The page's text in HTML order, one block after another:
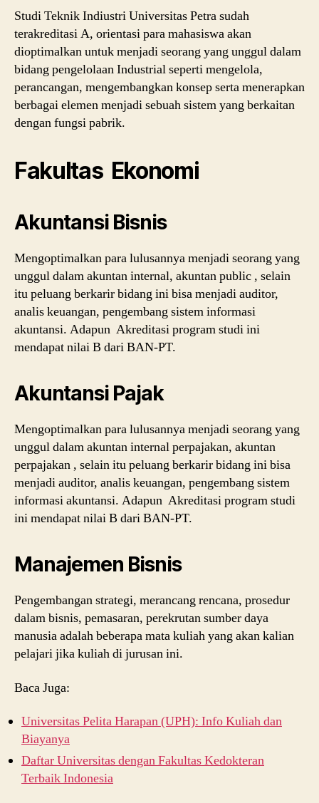
Studi Teknik Indiustri Universitas Petra sudah
terakreditasi A, orientasi para mahasiswa akan
dioptimalkan untuk menjadi seorang yang unggul dalam
bidang pengelolaan Industrial seperti mengelola,
perancangan, mengembangkan konsep serta menerapkan
berbagai elemen menjadi sebuah sistem yang berkaitan
dengan fungsi pabrik.
Fakultas Ekonomi
Akuntansi Bisnis
Mengoptimalkan para lulusannya menjadi seorang yang
unggul dalam akuntan internal, akuntan public , selain
itu peluang berkarir bidang ini bisa menjadi auditor,
analis keuangan, pengembang sistem informasi
akuntansi. Adapun Akreditasi program studi ini
mendapat nilai B dari BAN-PT.
Akuntansi Pajak
Mengoptimalkan para lulusannya menjadi seorang yang
unggul dalam akuntan internal perpajakan, akuntan
perpajakan , selain itu peluang berkarir bidang ini bisa
menjadi auditor, analis keuangan, pengembang sistem
informasi akuntansi. Adapun Akreditasi program studi
ini mendapat nilai B dari BAN-PT.
Manajemen Bisnis
Pengembangan strategi, merancang rencana, prosedur
dalam bisnis, pemasaran, perekrutan sumber daya
manusia adalah beberapa mata kuliah yang akan kalian
pelajari jika kuliah di jurusan ini.
Baca Juga:
Universitas Pelita Harapan (UPH): Info Kuliah dan
Biayanya
Daftar Universitas dengan Fakultas Kedokteran
Terbaik Indonesia